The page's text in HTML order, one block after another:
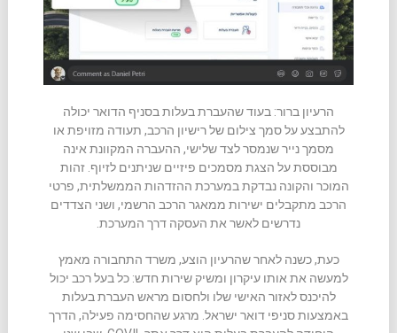
הרעיון ברור: בעוד שהעברת בעלות בסניף הדואר יכולה
להתבצע על סמך צילום של רישיון הרכב, תעודה מזויפת או
מסמך נייר שנמסר לצד שלישי, ההעברה המקוונת אינה
מבוססת על הצגת מסמכים פיזיים שניתנים לזיוף. זהות
המוכר והקונה נבדקת במערכת ההזדהות הממשלתית, פרטי
הרכב מתקבלים ישירות ממאגר הרכב הרשמי, ושני הצדדים
נדרשים לאשר את העסקה דרך המערכת.
כעת, כשנה לאחר שהרעיון הוצע, משרד התחבורה מאמץ
למעשה את אותו עיקרון ומשיק שירות חדש: כל בעל רכב יכול
להיכנס לאזור האישי שלו ולחסום מראש העברת בעלות
באמצעות סניפי דואר ישראל. מרגע שהחסימה פעילה, הדרך